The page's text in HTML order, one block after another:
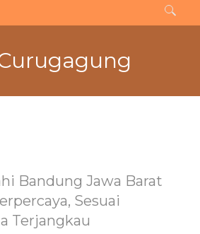
Bandung Jawa Barat
Sesuai
Terjangkau